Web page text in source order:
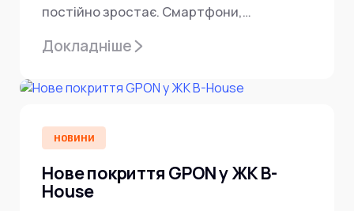
постійно зростає. Смартфони,
приставки, розумний будинок — усе це...
Докладніше
НОВИНИ
Нове покриття GPON у ЖК B-
House